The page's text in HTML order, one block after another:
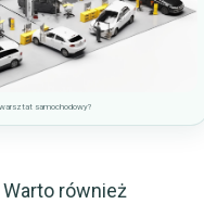
samochodowy?
również